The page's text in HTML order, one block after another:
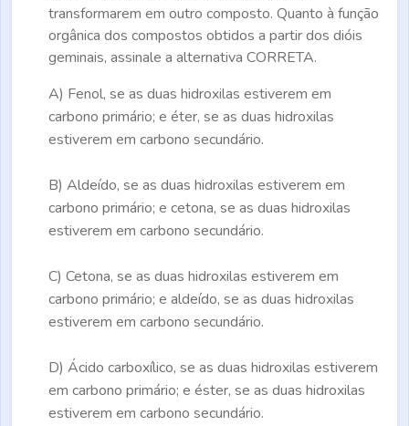
transformarem em outro composto. Quanto à função
orgânica dos compostos obtidos a partir dos dióis
geminais, assinale a alternativa CORRETA.
A) Fenol, se as duas hidroxilas estiverem em
carbono primário; e éter, se as duas hidroxilas
estiverem em carbono secundário.
B) Aldeído, se as duas hidroxilas estiverem em
carbono primário; e cetona, se as duas hidroxilas
estiverem em carbono secundário.
C) Cetona, se as duas hidroxilas estiverem em
carbono primário; e aldeído, se as duas hidroxilas
estiverem em carbono secundário.
D) Ácido carboxílico, se as duas hidroxilas estiverem
em carbono primário; e éster, se as duas hidroxilas
estiverem em carbono secundário.